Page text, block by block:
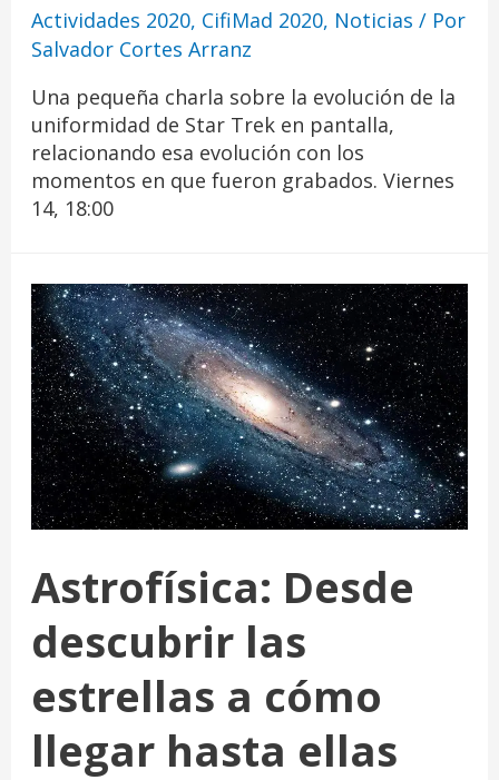
Actividades 2020, CifiMad 2020, Noticias / Por
Salvador Cortes Arranz
Una pequeña charla sobre la evolución de la
uniformidad de Star Trek en pantalla,
relacionando esa evolución con los
momentos en que fueron grabados. Viernes
14, 18:00
Astrofísica: Desde
descubrir las
estrellas a cómo
llegar hasta ellas